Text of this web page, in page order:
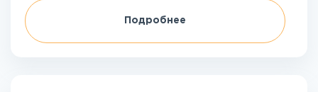
Подробнее